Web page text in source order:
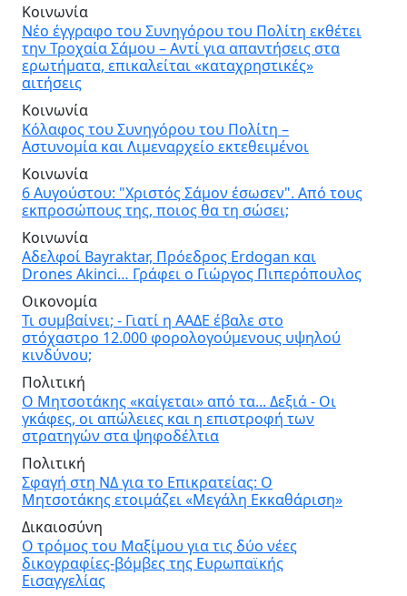
Κοινωνία
Νέο έγγραφο του Συνηγόρου του Πολίτη εκθέτει
την Τροχαία Σάμου – Αντί για απαντήσεις στα
ερωτήματα, επικαλείται «καταχρηστικές»
αιτήσεις
Κοινωνία
Κόλαφος του Συνηγόρου του Πολίτη –
Αστυνομία και Λιμεναρχείο εκτεθειμένοι
Κοινωνία
6 Αυγούστου: "Χριστός Σάμον έσωσεν". Από τους
εκπροσώπους της, ποιος θα τη σώσει;
Κοινωνία
Αδελφοί Bayraktar, Πρόεδρος Erdogan και
Drones Akinci… Γράφει ο Γιώργος Πιπερόπουλος
Οικονομία
Τι συμβαίνει; - Γιατί η ΑΑΔΕ έβαλε στο
στόχαστρο 12.000 φορολογούμενους υψηλού
κινδύνου;
Πολιτική
Ο Μητσοτάκης «καίγεται» από τα... Δεξιά - Οι
γκάφες, οι απώλειες και η επιστροφή των
στρατηγών στα ψηφοδέλτια
Πολιτική
Σφαγή στη ΝΔ για το Επικρατείας: Ο
Μητσοτάκης ετοιμάζει «Μεγάλη Εκκαθάριση»
Δικαιοσύνη
Ο τρόμος του Μαξίμου για τις δύο νέες
δικογραφίες-βόμβες της Ευρωπαϊκής
Εισαγγελίας